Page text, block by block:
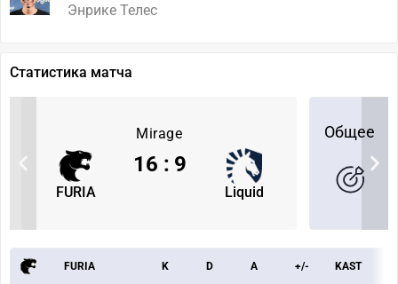
Энрике Телес
Статистика матча
Mirage
FURIA Liquid
16 : 9
Общее
FURIA K D A +/- KAST